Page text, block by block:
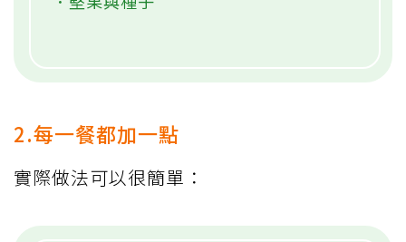
2.每一餐都加一點
實際做法可以很簡單：